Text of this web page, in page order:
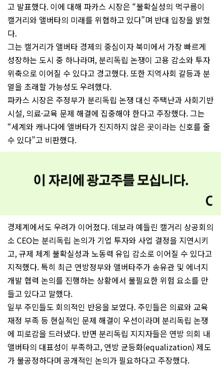
고 발표했다. 이에 대해 파카스 시장은 “불확실성의 먹구름이
캘거리와 앨버타의 미래를 위협하고 있다”며 반대 입장을 밝혔
다.
그는 캘거리가 앨버타 경제의 중심이자 북미에서 가장 빠르게
성장하는 도시 중 하나라며, 분리독립 논쟁이 고용 감소와 투자
위축으로 이어질 수 있다고 경고했다. 또한 지역사회 갈등과 분
열을 초래할 가능성도 우려했다.
파카스 시장은 주정부가 분리독립 논쟁 대신 주택난과 사회기반
시설, 의료·교육 문제 해결에 집중해야 한다고 주장했다. 그는
“세계와 캐나다에 앨버타가 진지하지 않은 곳이라는 신호를 줄
수 있다”고 비판했다.
경제계에서도 우려가 이어졌다. 데보라 예들린 캘거리 상공회의
소 CEO는 분리독립 논의가 기업 투자와 사업 결정을 지연시키
고, 규제 체계 불확실성과 노동력 유입 감소로 이어질 수 있다고
지적했다. 특히 최근 연방정부와 앨버타주가 송유관 및 에너지
개발 협력 논의를 진행하는 상황에서 불필요한 위험 요소를 만
들고 있다고 말했다.
일부 주민들도 회의적인 반응을 보였다. 주민들은 의료와 교육
재정 부족 등 현실적인 문제 해결이 우선이라며 분리독립 논쟁
에 피로감을 드러냈다. 반면 분리독립 지지자들은 연방 의회 내
앨버타의 대표성이 부족하고, 연방 균등화(equalization) 제도
가 불공정하다며 공개적인 논의가 필요하다고 주장했다.